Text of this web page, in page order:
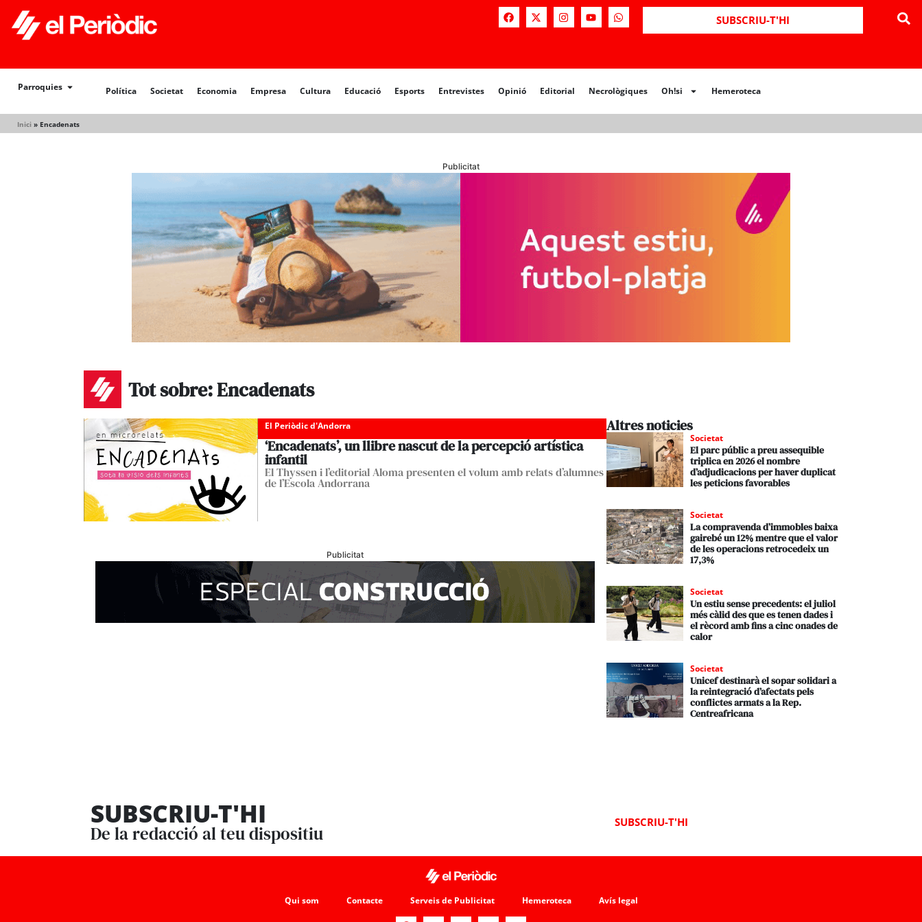
SUBSCRIU-T'HI
Parroquies Política Societat Economia Empresa Cultura Educació Esports Entrevistes Opinió Editorial Necrològiques Oh!si Hemeroteca
Inici » Encadenats
Política Societat Opinió Editorial Necrològiques Hemeroteca
Publicitat
Tot sobre: Encadenats
El Periòdic d'Andorra
‘Encadenats’, un llibre nascut de la percepció artística
infantil
El Thyssen i l’editorial Aloma presenten el volum amb relats d’alumnes
de l’Escola Andorrana
Publicitat
Altres noticies
Societat
El parc públic a preu assequible
triplica en 2026 el nombre
d’adjudicacions per haver duplicat
les peticions favorables
Societat
La compravenda d’immobles baixa
gairebé un 12% mentre que el valor
de les operacions retrocedeix un
17,3%
Societat
Un estiu sense precedents: el juliol
més càlid des que es tenen dades i
el rècord amb fins a cinc onades de
calor
Societat
Unicef destinarà el sopar solidari a
la reintegració d’afectats pels
conflictes armats a la Rep.
Centreafricana
SUBSCRIU-T'HI
De la redacció al teu dispositiu
SUBSCRIU-T'HI
Qui som Contacte Serveis de Publicitat Hemeroteca Avís legal